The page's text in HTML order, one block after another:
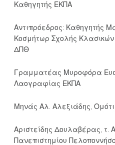
Καθηγητής ΕΚΠΑ
Αντιπρόεδρος: Καθηγητής
Κοσμήτωρ Σχολής
ΔΠΘ
Γραμματέας Μυροφόρα
Λαογραφίας ΕΚΠΑ
Μηνάς Αλ. Αλεξιάδης,
Αριστείδης Δουλαβέρας, τ.
Πανεπιστημίου